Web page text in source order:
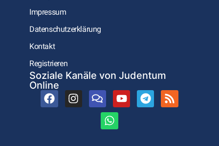
Impressum
Datenschutzerklärung
Kontakt
Registrieren
Soziale Kanäle von Judentum
Online